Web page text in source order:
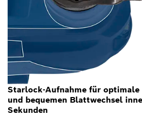
Starlock-Aufnahme für
und bequemen Blattwechsel
Sekunden